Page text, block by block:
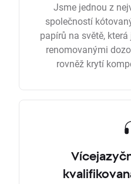
Jsme jednou z
společností
papírů na světě,
renomovanými
rovněž krytí